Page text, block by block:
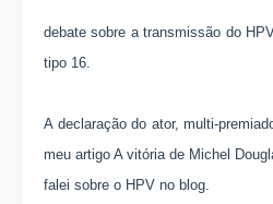
debate sobre a transmissão do
tipo 16.
A declaração do ator, multi-
meu artigo A vitória de Michel
falei sobre o HPV no blog.